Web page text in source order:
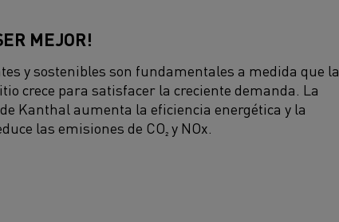
MEJOR!
y sostenibles son fundamentales a medida que la
crece para satisfacer la creciente demanda. La
Kanthal aumenta la eficiencia energética y la
las emisiones de CO₂ y NOx.